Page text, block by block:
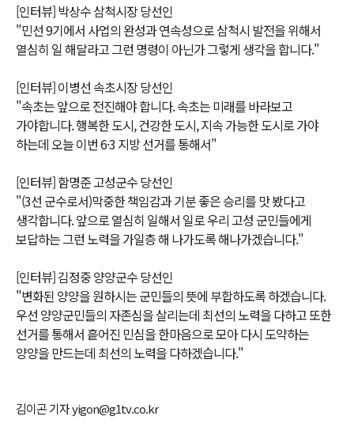
[인터뷰] 박상수 삼척시장 당선인
"민선 9기에서 사업의 완성과 연속성으로 삼척시 발전을 위해서
열심히 일 해달라고 그런 명령이 아닌가 그렇게 생각을 합니다."
[인터뷰] 이병선 속초시장 당선인
"속초는 앞으로 전진해야 합니다. 속초는 미래를 바라보고
가야합니다. 행복한 도시, 건강한 도시, 지속 가능한 도시로 가야
하는데 오늘 이번 6·3 지방 선거를 통해서"
[인터뷰] 함명준 고성군수 당선인
"(3선 군수로서)막중한 책임감과 기분 좋은 승리를 맛 봤다고
생각합니다. 앞으로 열심히 일해서 일로 우리 고성 군민들에게
보답하는 그런 노력을 가일층 해 나가도록 해나가겠습니다."
[인터뷰] 김정중 양양군수 당선인
"변화된 양양을 원하시는 군민들의 뜻에 부합하도록 하겠습니다.
우선 양양군민들의 자존심을 살리는데 최선의 노력을 다하고 또한
선거를 통해서 흩어진 민심을 한마음으로 모아 다시 도약하는
양양을 만드는데 최선의 노력을 다하겠습니다."
김이곤 기자 yigon@g1tv.co.kr